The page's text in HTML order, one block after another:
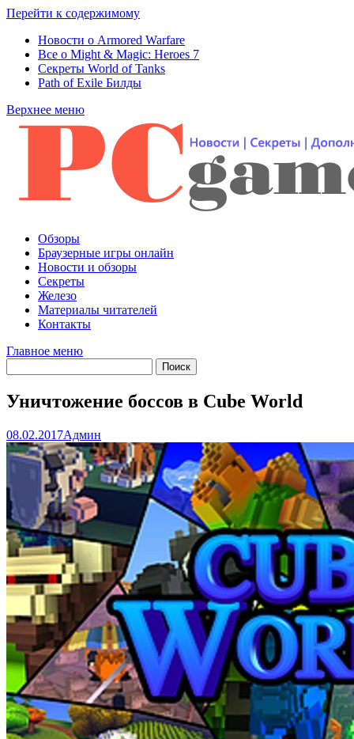
Перейти к содержимому
Новости о Armored Warfare
Все о Might & Magic: Heroes 7
Секреты World of Tanks
Path of Exile Билды
Верхнее меню
Обзоры
Браузерные игры онлайн
Новости и обзоры
Секреты
Железо
Материалы читателей
Контакты
Главное меню
Уничтожение боссов в Cube World
08.02.2017Админ